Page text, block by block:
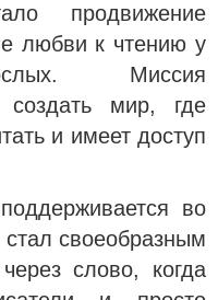
продвижение
любви к чтению у
Миссия
мир, где
и имеет доступ
во
своеобразным
слово, когда